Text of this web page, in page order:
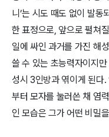
니’는 시도 때도 없이 발동
한 표정으로, 앞으로 펼쳐
일에 싸인 과거를 가진 해
쓸 수 있는 초능력자이지
성시 3인방과 엮이게 된다
부터 모자를 눌러쓴 채 염
인 모습은 그가 어떤 비밀